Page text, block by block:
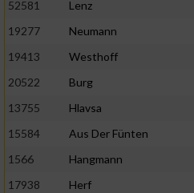
52581
Lenz
19277
Neumann
19413
Westhoff
20522
Burg
13755
Hlavsa
15584
Aus Der Fünten
1566
Hangmann
17938
Herf